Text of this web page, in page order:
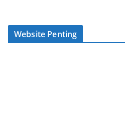
Website Penting